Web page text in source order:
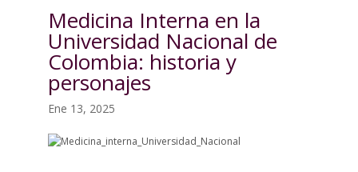
Medicina Interna en la
Universidad Nacional de
Colombia: historia y
personajes
Ene 13, 2025